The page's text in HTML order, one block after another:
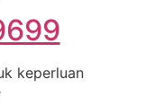
keperluan